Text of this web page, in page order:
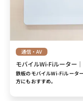
通信・AV
モバイルWi-Fiルーター
鉄板のモバイルWi-Fiルータ
方にもおすすめ。